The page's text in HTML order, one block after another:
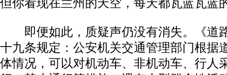
但你看现在兰州的天空，每天都瓦蓝瓦蓝
即便如此，质疑声仍没有消失。《道
十九条规定：公安机关交通管理部门根据
体情况，可以对机动车、非机动车、行人